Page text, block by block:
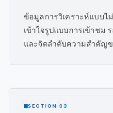
ข้อมูลการวิเคราะห์แบบไ
เข้าใจรูปแบบการเข้าชม
และจัดลำดับความสำคัญ
SECTION 03